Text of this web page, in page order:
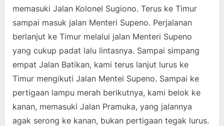
memasuki Jalan Kolonel Sugiono. Terus ke Timur
sampai masuk jalan Menteri Supeno. Perjalanan
berlanjut ke Timur melalui jalan Menteri Supeno
yang cukup padat lalu lintasnya. Sampai simpang
empat Jalan Batikan, kami terus lanjut lurus ke
Timur mengikuti Jalan Mentei Supeno. Sampai ke
pertigaan lampu merah berikutnya, kami belok ke
kanan, memasuki Jalan Pramuka, yang jalannya
agak serong ke kanan, bukan pertigaan tegak lurus.